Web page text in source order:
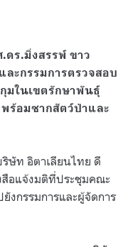
ดร.มิ่งสรรพ์ ขาว
ละกรรมการตรวจสอบ
มในเขตรักษาพันธุ์
ร้อมซากสัตว์ป่าและ
ษัท อิตาเลียนไทย ดี
อแจ้งมติที่ประชุมคณะ
งกรรมการและผู้จัดการ